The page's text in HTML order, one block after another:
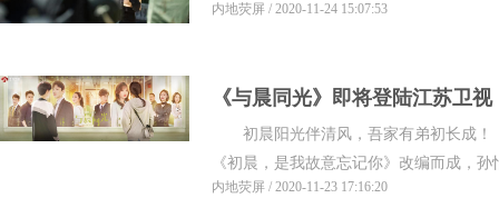
内地荧屏 / 2020-11-24 15:07:53
《与晨同光》即将登陆江苏卫
初晨阳光伴清风，吾家有弟初长成
《初晨，是我故意忘记你》改编而成，
内地荧屏 / 2020-11-23 17:16:20